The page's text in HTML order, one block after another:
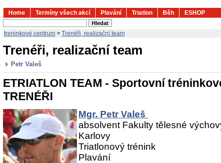
Home Termíny všech akcí Plavání Triatlon Běh ESHOP
treninkové centrum > Trenéři, realizační team
Trenéři, realizační team
Petr Valeš
ETRIATLON TEAM - Sportovní
TRENÉŘI
Mgr. Petr Valeš
absolvent Fakulty tělesné
Karlovy
Triatlonový trénink
Plavání